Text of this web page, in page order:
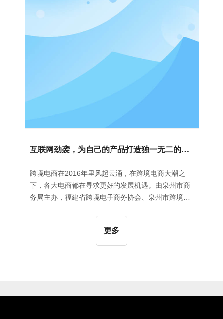
互联网劲袭，为自己的产品打造独一无二的品牌之路！
跨境电商在2016年里风起云涌，在跨境电商大潮之
下，各大电商都在寻求更好的发展机遇。由泉州市商
务局主办，福建省跨境电子商务协会、泉州市跨境电
品牌厂商、电商企业齐聚泉州，一起携手“聚产业优
势，创电商强市”！本次峰会致力于指导传统外贸企业
更多